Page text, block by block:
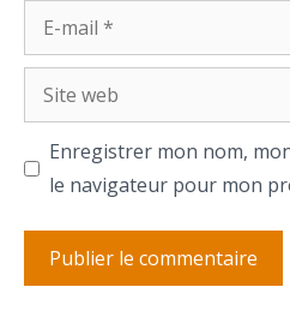
mail
Site
web
Enregistrer mon nom,
le navigateur pour mon